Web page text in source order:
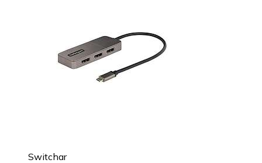
Switchar